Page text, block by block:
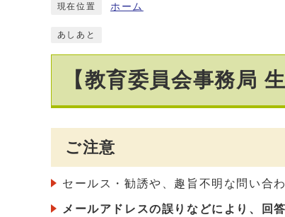
現在位置 ホーム
あしあと
【教育委員会事務局
ご注意
セールス・勧誘や、趣旨不明な問い合
メールアドレスの誤りなどにより、回